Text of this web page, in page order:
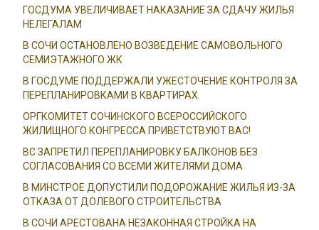
ГОСДУМА УВЕЛИЧИВАЕТ НАКАЗАНИЕ ЗА СДАЧУ ЖИЛЬЯ
НЕЛЕГАЛАМ
В СОЧИ ОСТАНОВЛЕНО ВОЗВЕДЕНИЕ САМОВОЛЬНОГО
СЕМИЭТАЖНОГО ЖК
В ГОСДУМЕ ПОДДЕРЖАЛИ УЖЕСТОЧЕНИЕ КОНТРОЛЯ ЗА
ПЕРЕПЛАНИРОВКАМИ В КВАРТИРАХ.
ОРГКОМИТЕТ СОЧИНСКОГО ВСЕРОССИЙСКОГО
ЖИЛИЩНОГО КОНГРЕССА ПРИВЕТСТВУЮТ ВАС!
ВС ЗАПРЕТИЛ ПЕРЕПЛАНИРОВКУ БАЛКОНОВ БЕЗ
СОГЛАСОВАНИЯ СО ВСЕМИ ЖИТЕЛЯМИ ДОМА
В МИНСТРОЕ ДОПУСТИЛИ ПОДОРОЖАНИЕ ЖИЛЬЯ ИЗ-ЗА
ОТКАЗА ОТ ДОЛЕВОГО СТРОИТЕЛЬСТВА
В СОЧИ АРЕСТОВАНА НЕЗАКОННАЯ СТРОЙКА НА